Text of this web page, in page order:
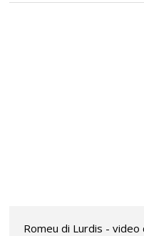
Romeu di Lurdis -